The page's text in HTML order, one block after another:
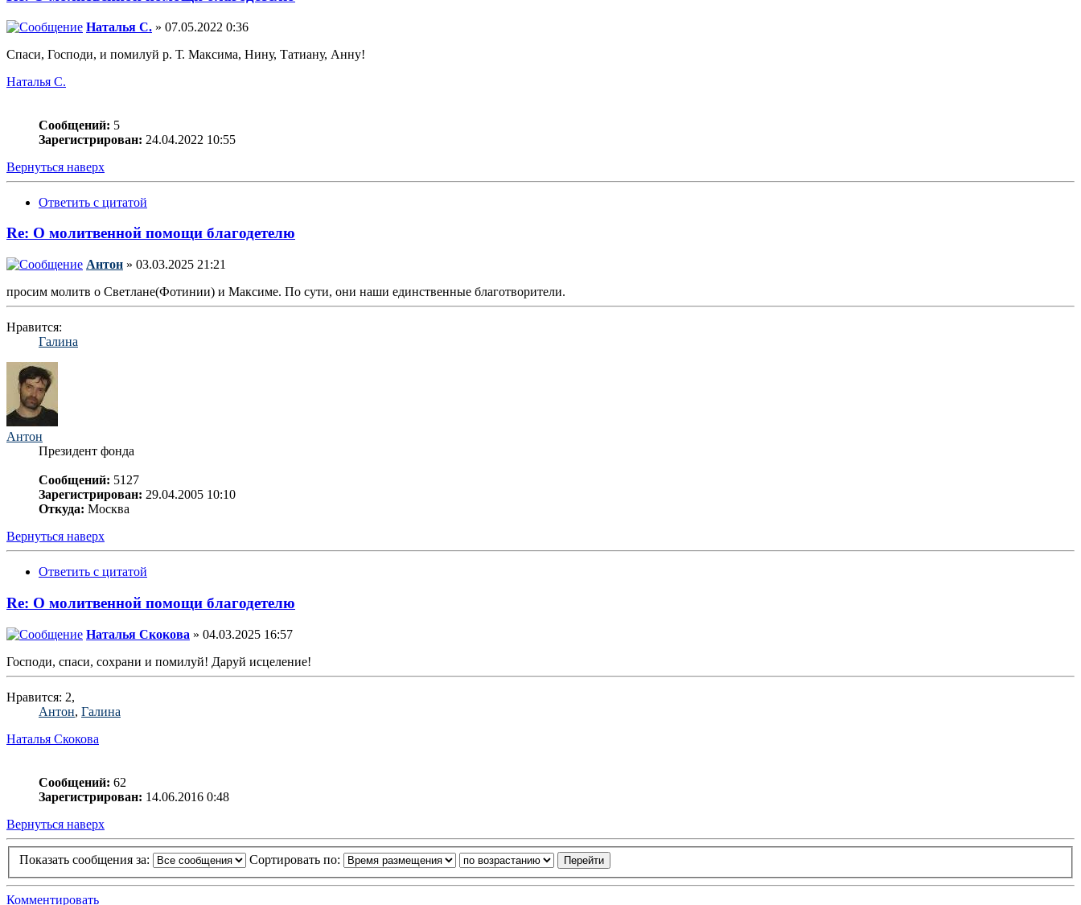
Наталья С. » 07.05.2022 0:36
Спаси, Господи, и помилуй р. Т. Максима, Нину, Татиану, Анну!
Наталья С.
Сообщений: 5
Зарегистрирован: 24.04.2022 10:55
Вернуться наверх
Ответить с цитатой
Re: О молитвенной помощи благодетелю
Антон » 03.03.2025 21:21
просим молитв о Светлане(Фотинии) и Максиме. По сути, они наши единственные благотворители.
Нравится:
Галина
Антон
Президент фонда
Сообщений: 5127
Зарегистрирован: 29.04.2005 10:10
Откуда: Москва
Вернуться наверх
Ответить с цитатой
Re: О молитвенной помощи благодетелю
Наталья Скокова » 04.03.2025 16:57
Господи, спаси, сохрани и помилуй! Даруй исцеление!
Нравится: 2,
Антон, Галина
Наталья Скокова
Сообщений: 62
Зарегистрирован: 14.06.2016 0:48
Вернуться наверх
Показать сообщения за: Сортировать по:
Комментировать